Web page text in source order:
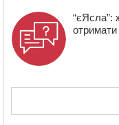
“єЯсла”: